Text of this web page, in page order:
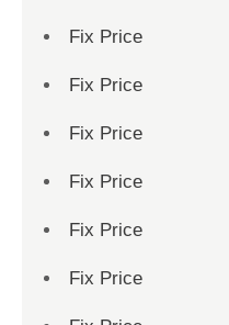
Fix Price
Fix Price
Fix Price
Fix Price
Fix Price
Fix Price